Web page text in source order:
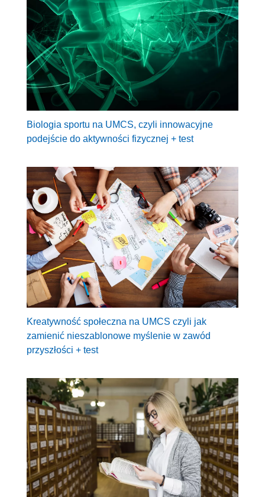
Biologia sportu na UMCS, czyli innowacyjne
podejście do aktywności fizycznej + test
Kreatywność społeczna na UMCS czyli jak
zamienić nieszablonowe myślenie w zawód
przyszłości + test